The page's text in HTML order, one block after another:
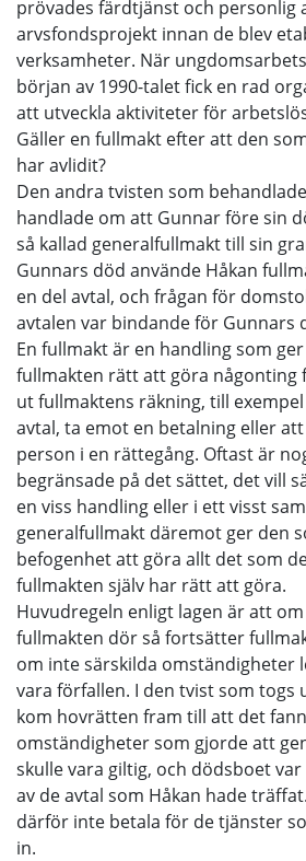
prövades färdtjänst och personlig
arvsfondsprojekt innan de blev
verksamheter. När
början av 1990-talet fick en rad
att utveckla aktiviteter för
Gäller en fullmakt efter att den
har avlidit?
Den andra tvisten som
handlade om att Gunnar före sin
så kallad generalfullmakt till sin
Gunnars död använde Håkan
en del avtal, och frågan för
avtalen var bindande för Gunnars
En fullmakt är en handling som
fullmakten rätt att göra någonting
ut fullmaktens räkning, till
avtal, ta emot en betalning eller
person i en rättegång. Oftast är
begränsade på det sättet, det vill
en viss handling eller i ett visst
generalfullmakt däremot ger den
befogenhet att göra allt det som
fullmakten själv har rätt att göra.
Huvudregeln enligt lagen är att
fullmakten dör så fortsätter
om inte särskilda omständigheter
vara förfallen. I den tvist som togs
kom hovrätten fram till att det
omständigheter som gjorde att
skulle vara giltig, och dödsboet
av de avtal som Håkan hade
därför inte betala för de tjänster
in.